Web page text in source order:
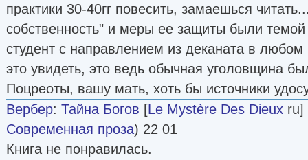
практики 30-40гг повесить, замаешься
собственность" и меры ее защиты были
студент с направлением из деканата в
это увидеть, это ведь обычная уголовщина
Поцреоты, вашу мать, хоть бы источники
Вербер: Тайна Богов [Le Mystère Des Dieux ru]
Современная проза) 22 01
Книга не понравилась.